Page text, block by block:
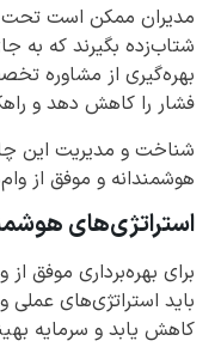
مدیران ممکن است تحت
شتاب‌زده بگیرند که به
بهره‌گیری از مشاوره
فشار را کاهش دهد و
شناخت و مدیریت این
هوشمندانه و موفق از
استراتژی‌های
برای بهره‌برداری موفق
باید استراتژی‌های
کاهش یابد و سرمایه